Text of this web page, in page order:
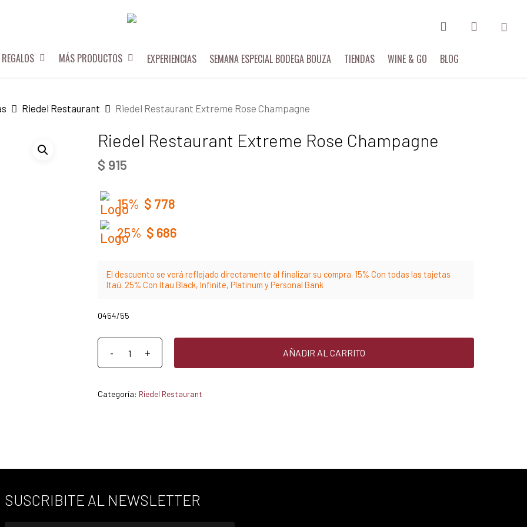
REGALOS MÁS PRODUCTOS EXPERIENCIAS SEMANA ESPECIAL BODEGA BOUZA TIENDAS WINE & GO BLOG
Riedel Restaurant Riedel Restaurant Extreme Rose Champagne
Riedel Restaurant Extreme Rose Champagne
$ 915
15% $ 778
25% $ 686
El descuento se verá reflejado directamente al finalizar su compra. 15% Con todas las tajetas
Itaú. 25% Con Itau Black, Infinite, Platinum y Personal Bank
0454/55
AÑADIR AL CARRITO
Categoría: Riedel Restaurant
SUSCRIBITE AL NEWSLETTER